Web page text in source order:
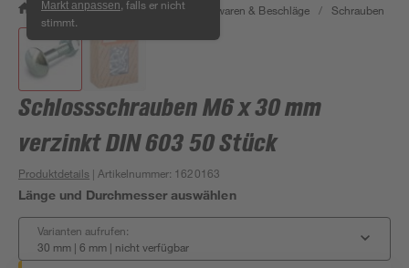
Markt anpassen , falls er nicht
stimmt.
/ Werkstatt & Maschinen / Eisenwaren & Beschläge / Schrauben
Schlossschrauben M6 x 30 mm
verzinkt DIN 603 50 Stück
Produktdetails | Artikelnummer: 1620163
Länge und Durchmesser auswählen
Varianten aufrufen:
30 mm | 6 mm | nicht verfügbar